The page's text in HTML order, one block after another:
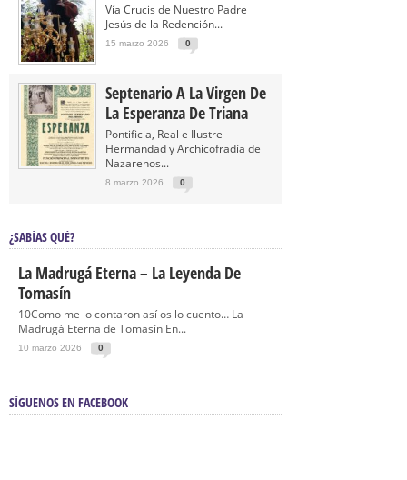
Vía Crucis de Nuestro Padre
Jesús de la Redención...
15 marzo 2026 0
Septenario A La Virgen De
La Esperanza De Triana
Pontificia, Real e Ilustre
Hermandad y Archicofradía de
Nazarenos...
8 marzo 2026 0
¿SABÍAS QUÉ?
La Madrugá Eterna – La Leyenda De
Tomasín
10Como me lo contaron así os lo cuento… La
Madrugá Eterna de Tomasín En...
10 marzo 2026 0
SÍGUENOS EN FACEBOOK